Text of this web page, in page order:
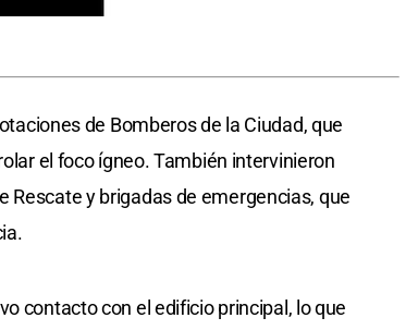
de Bomberos de la Ciudad, que
el foco ígneo. También intervinieron
Rescate y brigadas de emergencias, que
contacto con el edificio principal, lo que